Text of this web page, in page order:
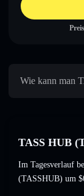
Wie kann man
TASS HUB
Im Tagesverlauf
(TASSHUB) um